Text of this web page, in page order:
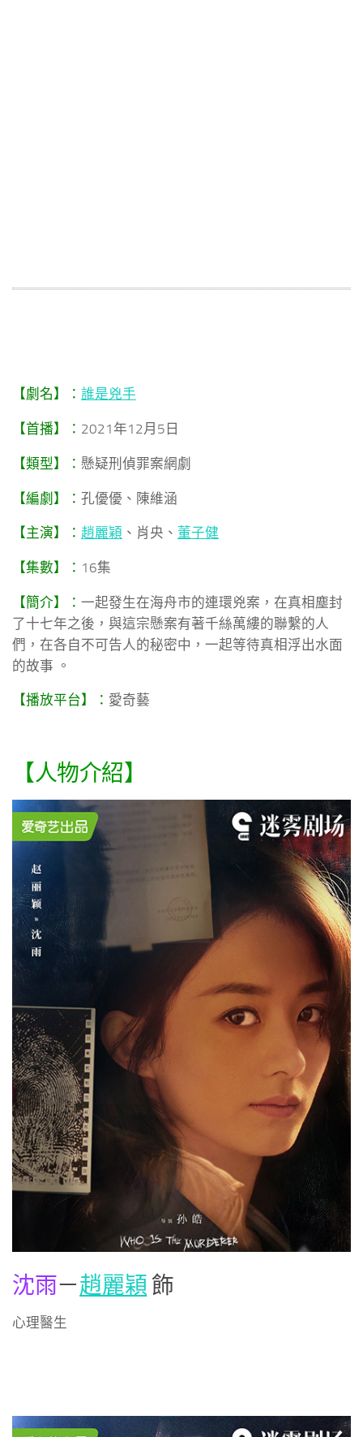
【劇名】： 誰是兇手
【首播】： 2021年12月5日
【類型】： 懸疑刑偵罪案網劇
【編劇】： 孔優優、陳維涵
【主演】： 趙麗穎 、肖央、 董子健
【集數】： 16集
【簡介】： 一起發生在海舟市的連環兇案，在真相塵封
了十七年之後，與這宗懸案有著千絲萬縷的聯繫的人
們，在各自不可告人的秘密中，一起等待真相浮出水面
的故事 。
【播放平台】： 愛奇藝
【人物介紹】
沈雨－趙麗穎 飾
心理醫生